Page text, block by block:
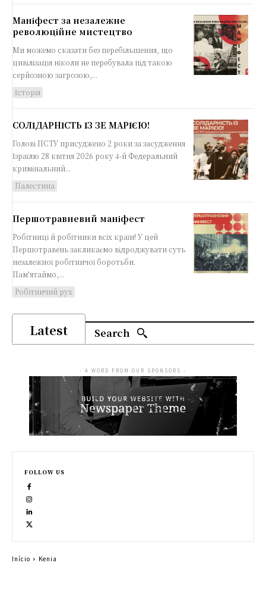
Маніфест за незалежне
революційне мистецтво
Ми можемо сказати без перебільшення, що
цивілізація ніколи не перебувала під такою
серйозною загрозою,...
Історія
СОЛІДАРНІСТЬ ІЗ ЗЕ МАРІЄЮ!
Голові ПСТУ присуджено 2 роки за засудження
Ізраїлю 28 квітня 2026 року 4-й Федеральний
кримінальний...
Палестина
Першотравневий маніфест
Робітниці й робітники всіх країн! У цей
Першотравень закликаємо відроджувати суть
незалежної робітничої боротьби.
Пам'ятаймо,...
Робітничий рух
Latest Search
- A WORD FROM OUR SPONSORS -
FOLLOW US
Início Kenia